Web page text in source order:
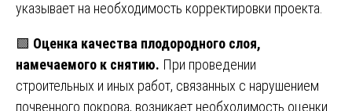
указывает на необходимость корректировки проекта.
🟩 Оценка качества плодородного слоя,
намечаемого к снятию. При проведении
строительных и иных работ, связанных с нарушением
почвенного покрова, возникает необходимость оценки